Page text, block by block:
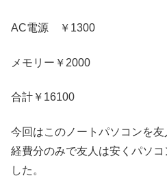
AC電源 ￥1300
メモリー￥2000
合計￥16100
今回はこのノートパソコンを友
経費分のみで友人は安くパソ
した。